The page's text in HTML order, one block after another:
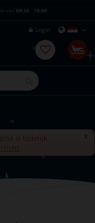
van 09:30 - 18:00
Login
x
is tijdelijk